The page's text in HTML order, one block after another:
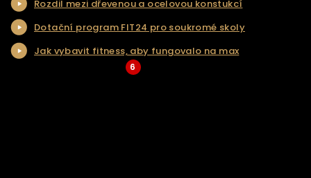
NAŠE SLUŽBY
REALIZACE
KONTAKT
Rozdil mezi dřevenou a ocelovou konstukcí
Dotační program FIT24 pro soukromé skoly
Jak vybavit fitness, aby fungovalo na max
6